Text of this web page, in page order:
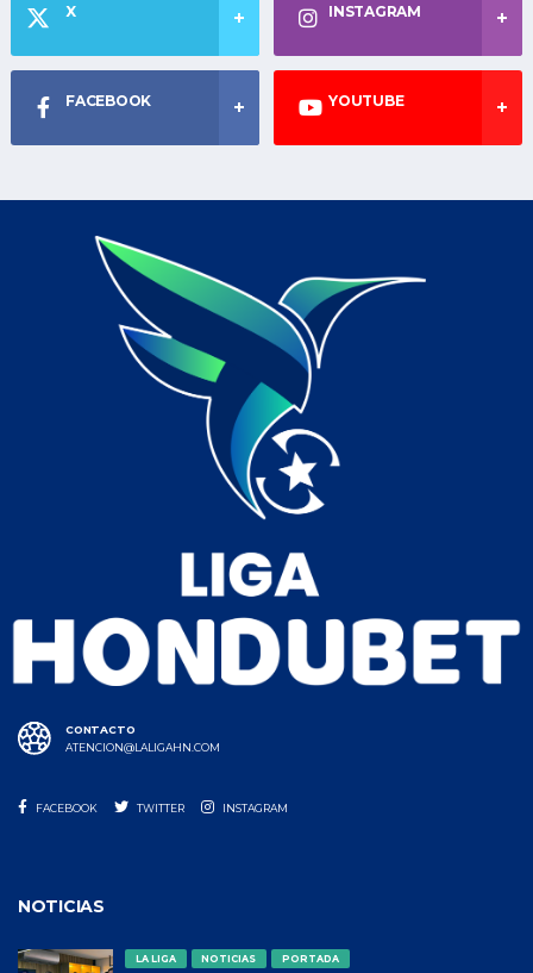
X INSTAGRAM
FACEBOOK YOUTUBE
CONTACTO
ATENCION@LALIGAHN.COM
FACEBOOK TWITTER INSTAGRAM
NOTICIAS
LA LIGA NOTICIAS PORTADA